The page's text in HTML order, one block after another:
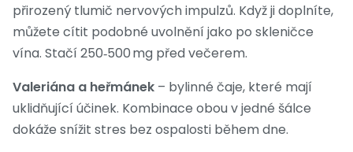
přirozený tlumič nervových impulzů. Když ji doplníte,
můžete cítit podobné uvolnění jako po skleničce
vína. Stačí 250‑500 mg před večerem.
Valeriána a heřmánek – bylinné čaje, které mají
uklidňující účinek. Kombinace obou v jedné šálce
dokáže snížit stres bez ospalosti během dne.